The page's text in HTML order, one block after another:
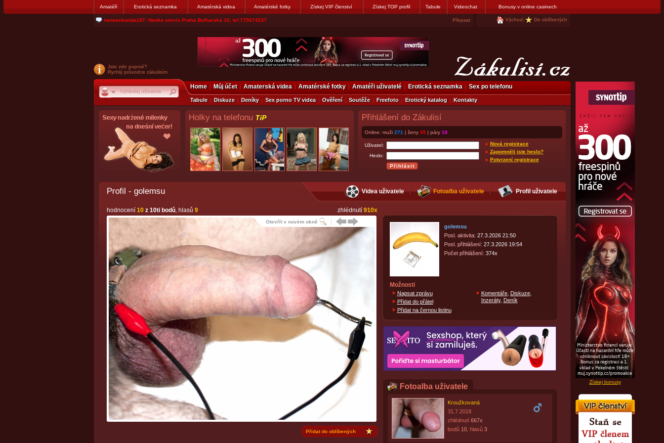
Amatéři Erotická seznamka Amatérská videa Amatérské fotky Získej VIP členství Získej TOP profil Tabule Videochat Bonusy v online casinech
jjoseff: Najde se par, ktery nekdy přemýšlel o divákovi. Napiste Přepsat Výchozí Do oblíbených
Získej bonusy
Jste zde poprvé?
Rychlý průvodce zákulisím
Home Můj účet Amaterská videa Amatérské fotky Amatéři uživatelé Erotická seznamka Sex po telefonu
Tabule Diskuze Deníky Sex porno TV videa Ověření Soutěže Freefoto Erotický katalog Kontakty
Holky na telefonu TiP Přihlášení do Zákulisí
Online: muži 271 | ženy 35| páry 10
Uživatel:
Heslo:
Nová registrace
Zapomněli jste heslo?
Potvrzení registrace
Profil - golemsu Videa uživatele Fotoalba uživatele Profil uživatele
zhlédnutí 910x
hodnocení 10z 10ti bodů, hlasů 9
Otevřít v novém okně
Přidat do oblíbených
golemsu
Posl. aktivita: 27.3.2026 21:50
Posl. přihlášení: 27.3.2026 19:54
Počet přihlášení: 374x
Možnosti
Napsat zprávu
Přidat do přátel
Přidat na černou listinu
Komentáře, Diskuze,
Inzeráty, Deník
Fotoalba uživatele
Kroužkovaná
31.7.2018
zhlédnutí 667x
bodů 10, hlasů 3